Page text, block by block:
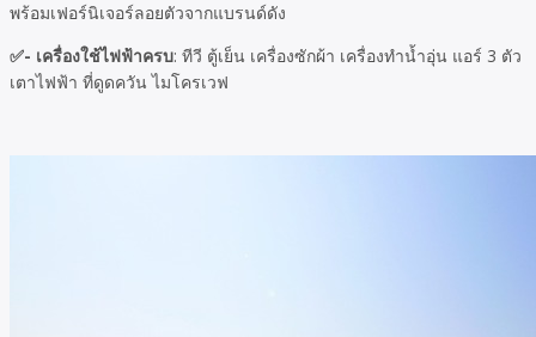
พร้อมเฟอร์นิเจอร์ลอยตัวจากแบรนด์ดัง
✅- เครื่องใช้ไฟฟ้าครบ: ทีวี ตู้เย็น เครื่องซักผ้า เครื่องทํานํ้าอุ่น แอร์ 3 ตัว
เตาไฟฟ้า ที่ดูดควัน ไมโครเวฟ